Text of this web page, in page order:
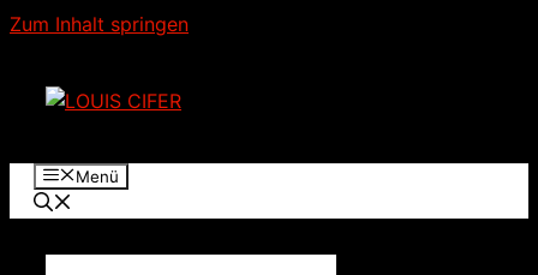
Zum Inhalt springen
Menü